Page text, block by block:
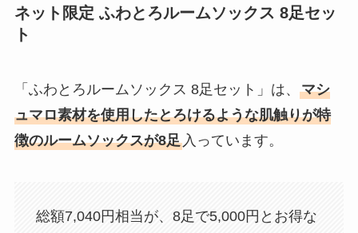
ネット限定 ふわとろルームソックス 8足セッ
ト
「ふわとろルームソックス 8足セット」は、 マシ
ュマロ素材を使用したとろけるような肌触りが特
徴のルームソックスが8足入っています。
総額7,040円相当が、8足で5,000円とお得な